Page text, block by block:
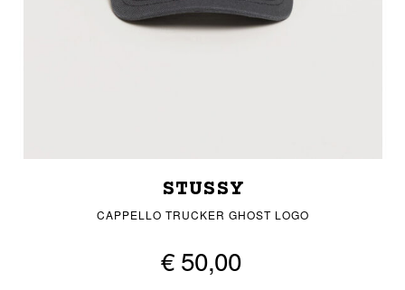
STUSSY
CAPPELLO TRUCKER GHOST LOGO
€ 50,00